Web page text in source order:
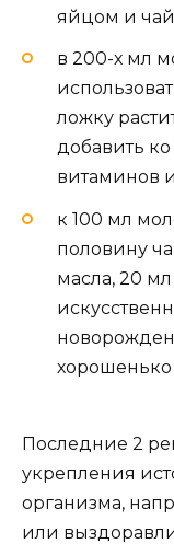
яйцом и
в 200-х мл
ложку
добавить
витаминов
к 100 мл
половину
масла, 20
Последние 2
укрепления
организма,
или